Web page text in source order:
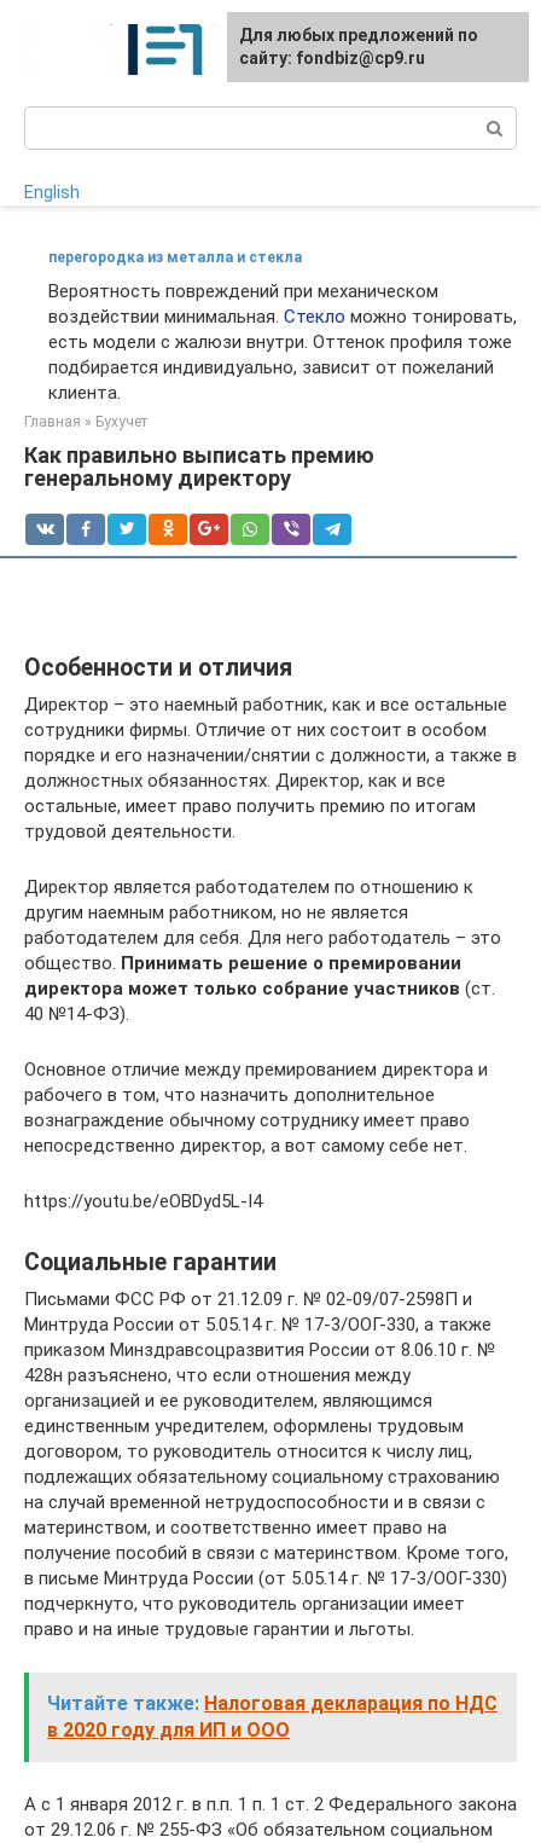
English
перегородка из металла и стекла
Вероятность повреждений при механическом
воздействии минимальная. Стекло можно тонировать,
есть модели с жалюзи внутри. Оттенок профиля тоже
подбирается индивидуально, зависит от пожеланий
клиента.
Главная » Бухучет
Как правильно выписать премию
генеральному директору
Особенности и отличия
Директор – это наемный работник, как и все остальные
сотрудники фирмы. Отличие от них состоит в особом
порядке и его назначении/снятии с должности, а также в
должностных обязанностях. Директор, как и все
остальные, имеет право получить премию по итогам
трудовой деятельности.
Директор является работодателем по отношению к
другим наемным работником, но не является
работодателем для себя. Для него работодатель – это
общество. Принимать решение о премировании
директора может только собрание участников (ст.
40 №14-ФЗ).
Основное отличие между премированием директора и
рабочего в том, что назначить дополнительное
вознаграждение обычному сотруднику имеет право
непосредственно директор, а вот самому себе нет.
https://youtu.be/eOBDyd5L-I4
Социальные гарантии
Письмами ФСС РФ от 21.12.09 г. № 02-09/07-2598П и
Минтруда России от 5.05.14 г. № 17-3/ООГ-330, а также
приказом Минздравсоцразвития России от 8.06.10 г. №
428н разъяснено, что если отношения между
организацией и ее руководителем, являющимся
единственным учредителем, оформлены трудовым
договором, то руководитель относится к числу лиц,
подлежащих обязательному социальному страхованию
на случай временной нетрудоспособности и в связи с
материнством, и соответственно имеет право на
получение пособий в связи с материнством. Кроме того,
в письме Минтруда России (от 5.05.14 г. № 17-3/ООГ-330)
подчеркнуто, что руководитель организации имеет
право и на иные трудовые гарантии и льготы.
Читайте также: Налоговая декларация по НДС
в 2020 году для ИП и ООО
А с 1 января 2012 г. в п.п. 1 п. 1 ст. 2 Федерального закона
от 29.12.06 г. № 255-ФЗ «Об обязательном социальном
Для любых предложений по
сайту: fondbiz@cp9.ru